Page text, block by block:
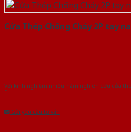
Cửa Thép Chống Cháy 2P tay
Với kinh nghiệm nhiêu năm nghiên cứu cửa
Gửi yêu cầu tư vấn